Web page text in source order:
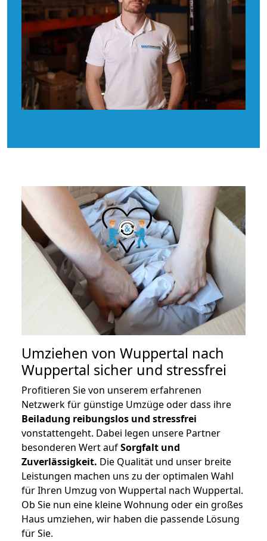
Umziehen von Wuppertal nach
Wuppertal sicher und stressfrei
Profitieren Sie von unserem erfahrenen
Netzwerk für günstige Umzüge oder dass ihre
Beiladung reibungslos und stressfrei
vonstattengeht. Dabei legen unsere Partner
besonderen Wert aufSorgfalt und
Zuverlässigkeit. Die Qualität und unser breite
Leistungen machen uns zu der optimalen Wahl
für Ihren Umzug von Wuppertal nach Wuppertal.
Ob Sie nun eine kleine Wohnung oder ein großes
Haus umziehen, wir haben die passende Lösung
für Sie.